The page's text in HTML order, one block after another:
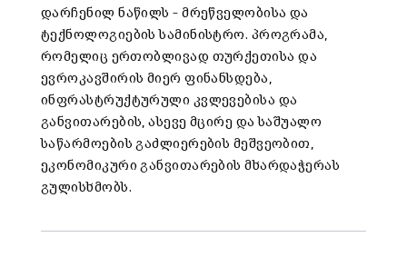
დარჩენილ ნაწილს – მრეწველობისა და
ტექნოლოგიების სამინისტრო. პროგრამა,
რომელიც ერთობლივად თურქეთისა და
ევროკავშირის მიერ ფინანსდება,
ინფრასტრუქტურული კვლევებისა და
განვითარების, ასევე მცირე და საშუალო
საწარმოების გაძლიერების მეშვეობით,
ეკონომიკური განვითარების მხარდაჭერას
გულისხმობს.